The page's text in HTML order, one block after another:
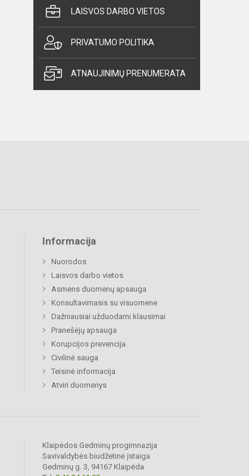
LAISVOS DARBO VIETOS
PRIVATUMO POLITIKA
ATNAUJINIMŲ PRENUMERATA
Informacija
Nuorodos
Laisvos darbo vietos
Asmens duomenų apsauga
Konsultavimasis su visuomene
Dažniausiai užduodami klausimai
Pranešėjų apsauga
Korupcijos prevencija
Civilinė sauga
Teisinė informacija
Atviri duomenys
Klaipėdos Gedminų progimnazija
Savivaldybės biudžetinė įstaiga
Gedminų g. 3, 94167 Klaipėda